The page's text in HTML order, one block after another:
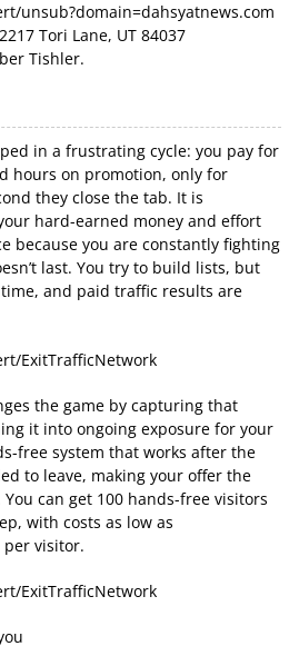
unsub?domain=dahsyatnews.com
Tori Lane, UT 84037
Tishler.
in a frustrating cycle: you pay for
hours on promotion, only for
they close the tab. It is
hard-earned money and effort
because you are constantly fighting
last. You try to build lists, but
and paid traffic results are
ExitTrafficNetwork
the game by capturing that
it into ongoing exposure for your
free system that works after the
to leave, making your offer the
can get 100 hands-free visitors
with costs as low as
per visitor.
ExitTrafficNetwork